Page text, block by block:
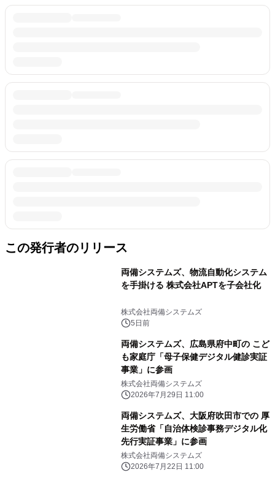
この発行者のリリース
両備システムズ、物流自動化システム
を手掛ける 株式会社APTを子会社化
株式会社両備システムズ
5日前
両備システムズ、広島県府中町の こど
も家庭庁「母子保健デジタル健診実証
事業」に参画
株式会社両備システムズ
2026年7月29日 11:00
両備システムズ、大阪府吹田市での 厚
生労働省「自治体検診事務デジタル化
先行実証事業」に参画
株式会社両備システムズ
2026年7月22日 11:00